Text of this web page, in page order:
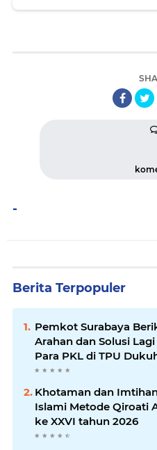
-
Berita Terpopuler
Pemkot Surabaya
Arahan dan Solusi
Para PKL di TPU
Banteng Surabaya
Khotaman dan
Islami Metode Qiroati
ke XXVI tahun 2026